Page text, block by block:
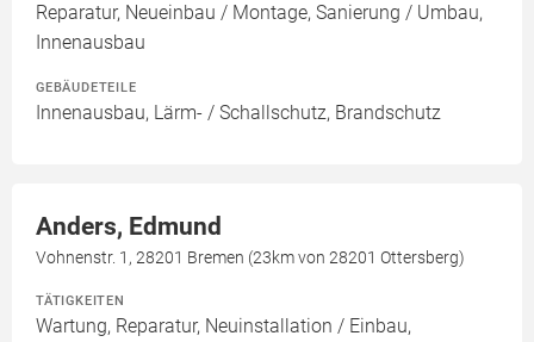
Reparatur, Neueinbau / Montage, Sanierung / Umbau,
Innenausbau
GEBÄUDETEILE
Innenausbau, Lärm- / Schallschutz, Brandschutz
Anders, Edmund
Vohnenstr. 1, 28201 Bremen (23km von 28201 Ottersberg)
TÄTIGKEITEN
Wartung, Reparatur, Neuinstallation / Einbau,